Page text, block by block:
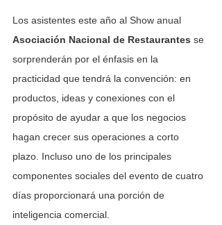
Los asistentes este año al Show anual
Asociación Nacional de Restaurantes se
sorprenderán por el énfasis en la
practicidad que tendrá la convención: en
productos, ideas y conexiones con el
propósito de ayudar a que los negocios
hagan crecer sus operaciones a corto
plazo. Incluso uno de los principales
componentes sociales del evento de cuatro
días proporcionará una porción de
inteligencia comercial.